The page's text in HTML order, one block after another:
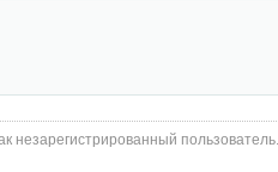
незарегистрированный